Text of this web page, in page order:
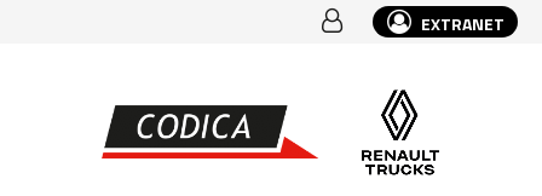
EXTRANET